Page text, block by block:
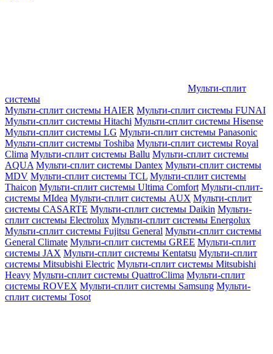
Мульти-сплит
системы
Мульти-сплит системы HAIER Мульти-сплит системы FUNAI
Мульти-сплит системы Hitachi Мульти-сплит системы Hisense
Мульти-сплит системы LG Мульти-сплит системы Panasonic
Мульти-сплит системы Toshiba Мульти-сплит системы Royal
Clima Мульти-сплит системы Ballu Мульти-сплит системы
AQUA Мульти-сплит системы Dantex Мульти-сплит системы
MDV Мульти-сплит системы TCL Мульти-сплит системы
Thaicon Мульти-сплит системы Ultima Comfort Мульти-сплит-
системы MIdea Мульти-сплит системы AUX Мульти-сплит
системы CASARTE Мульти-сплит системы Daikin Мульти-
сплит системы Electrolux Мульти-сплит системы Energolux
Мульти-сплит системы Fujitsu General Мульти-сплит системы
General Climate Мульти-сплит системы GREE Мульти-сплит
системы JAX Мульти-сплит системы Kentatsu Мульти-сплит
системы Mitsubishi Electric Мульти-сплит системы Mitsubishi
Heavy Мульти-сплит системы QuattroClima Мульти-сплит
системы ROVEX Мульти-сплит системы Samsung Мульти-
сплит системы Tosot